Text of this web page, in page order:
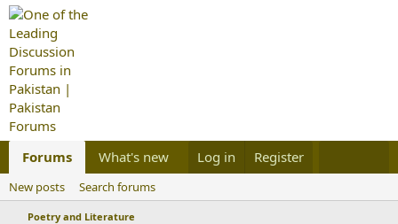
Forums What's new Members
Log in Register
New posts Search forums
Poetry and Literature